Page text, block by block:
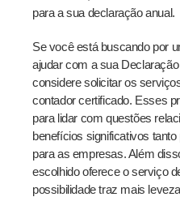
para a sua declaração anual.
Se você está buscando por
ajudar com a sua
considere solicitar os
contador certificado. Esses
para lidar com questões
benefícios significativos
para as empresas. Além
escolhido oferece o serviço
possibilidade traz mais